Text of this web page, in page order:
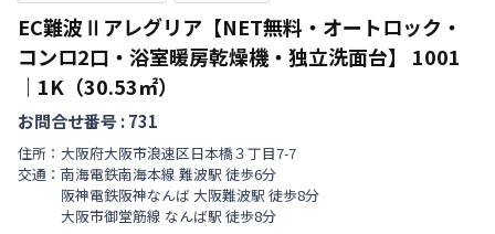
EC難波Ⅱアレグリア【NET無料・オートロック・
コンロ2口・浴室暖房乾燥機・独立洗面台】
1001
｜ 1K（30.53㎡）
お問合せ番号 :731
住所： 大阪府大阪市浪速区日本橋３丁目7-7
交通：南海電鉄南海本線 難波駅 徒歩6分
阪神電鉄阪神なんば 大阪難波駅 徒歩8分
大阪市御堂筋線 なんば駅 徒歩8分